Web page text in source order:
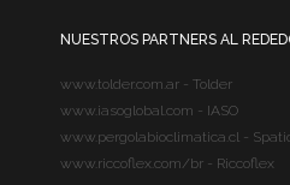
NUESTROS PARTNERS AL
www.tolder.com.ar - Tolder
www.iasoglobal.com - IASO
www.pergolabioclimatica.cl -
www.riccoflex.com/br - Riccoflex